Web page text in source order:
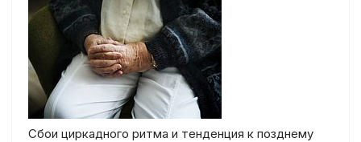
Сбои циркадного ритма и тенденция к позднему